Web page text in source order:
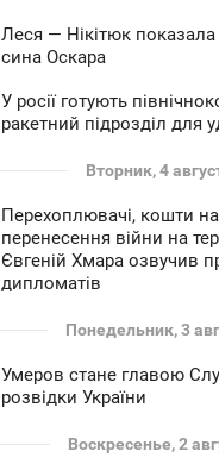
Леся — Нікітюк
сина Оскара
У росії готують
ракетний підрозділ для
Вторник, 4
Перехоплювачі, кошти на
перенесення війни на
Євгеній Хмара озвучив
дипломатів
Понедельник, 3
Умеров стане главою
розвідки України
Воскресенье, 2